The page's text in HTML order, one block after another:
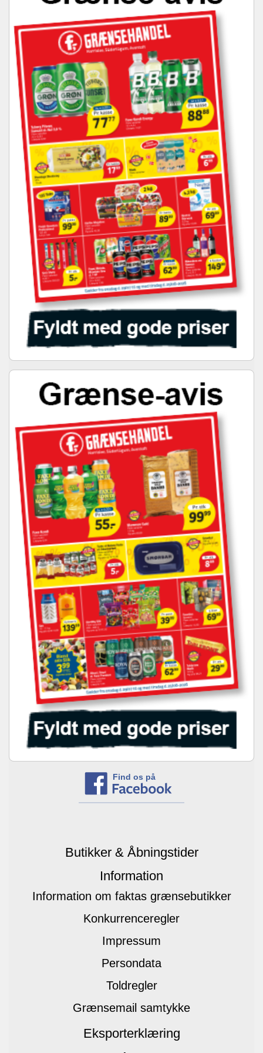
Find os på
Butikker & Åbningstider
Information
Information om faktas grænsebutikker
Konkurrenceregler
Impressum
Persondata
Toldregler
Grænsemail samtykke
Eksporterklæring